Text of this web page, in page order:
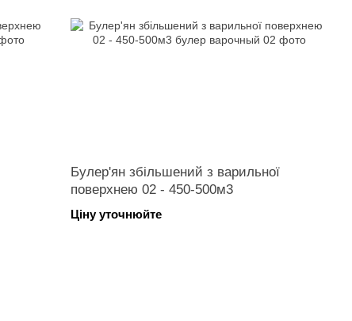
Булер'ян збільшений з варильної
поверхнею 02 - 450-500м3
Ціну уточнюйте